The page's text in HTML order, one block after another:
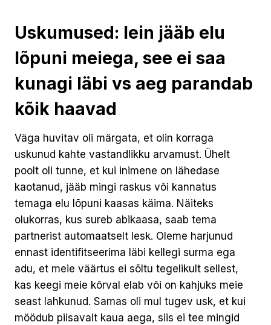
Uskumused: lein jääb elu
lõpuni meiega, see ei saa
kunagi läbi vs aeg parandab
kõik haavad
Väga huvitav oli märgata, et olin korraga
uskunud kahte vastandlikku arvamust. Ühelt
poolt oli tunne, et kui inimene on lähedase
kaotanud, jääb mingi raskus või kannatus
temaga elu lõpuni kaasas käima. Näiteks
olukorras, kus sureb abikaasa, saab tema
partnerist automaatselt lesk. Oleme harjunud
ennast identifitseerima läbi kellegi surma ega
adu, et meie väärtus ei sõltu tegelikult sellest,
kas keegi meie kõrval elab või on kahjuks meie
seast lahkunud. Samas oli mul tugev usk, et kui
möödub piisavalt kaua aega, siis ei tee mingid